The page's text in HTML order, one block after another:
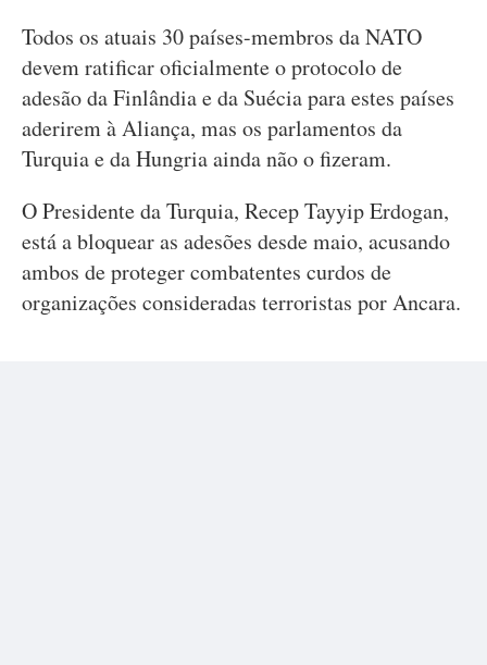
Todos os atuais 30 países-membros da NATO
devem ratificar oficialmente o protocolo de
adesão da Finlândia e da Suécia para estes países
aderirem à Aliança, mas os parlamentos da
Turquia e da Hungria ainda não o fizeram.
O Presidente da Turquia, Recep Tayyip Erdogan,
está a bloquear as adesões desde maio, acusando
ambos de proteger combatentes curdos de
organizações consideradas terroristas por Ancara.